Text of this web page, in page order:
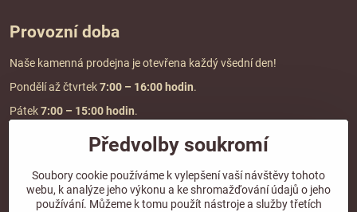
Provozní doba
Naše kamenná prodejna je otevřena každý všední den!
Pondělí až čtvrtek7:00 – 16:00 hodin.
Pátek7:00 – 15:00 hodin.
Doprava a platba
DOPRAVA ZDARMA
Předvolby soukromí
Soubory cookie používáme k vylepšení vaší návštěvy tohoto
webu, k analýze jeho výkonu a ke shromažďování údajů o jeho
používání. Můžeme k tomu použít nástroje a služby třetích